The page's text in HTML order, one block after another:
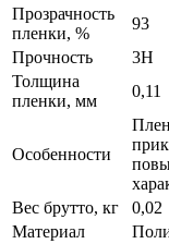
Прозрачность
пленки, %
93
Прочность
3H
Толщина
пленки, мм
0,11
Особенности
Вес брутто, кг
0,02
Материал